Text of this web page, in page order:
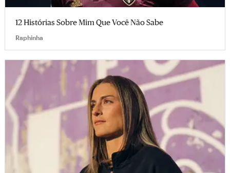
12 Histórias Sobre Mim Que Você Não Sabe
Raphinha